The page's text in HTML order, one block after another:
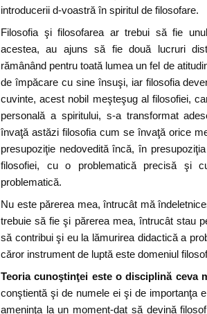
introducerii d-voastră în spiritul de filosofare.
Filosofia şi filosofarea ar trebui să fie
acestea, au ajuns să fie două lucruri
rămânând pentru toată lumea un fel de
de împăcare cu sine însuşi, iar filosofia
cuvinte, acest nobil meşteşug al filosofiei,
personală a spiritului, s-a transformat
învaţă astăzi filosofia cum se învaţă orice
presupoziţie nedovedită încă, în
filosofiei, cu o problematică precisă şi
problematică.
Nu este părerea mea, întrucât mă
trebuie să fie şi părerea mea, întrucât stau
să contribui şi eu la lămurirea didactică a
căror instrument de luptă este domeniul
Teoria cunoştinţei este o disciplină ceva
conştientă şi de numele ei şi de importanţa
ameninţa la un moment-dat să devină